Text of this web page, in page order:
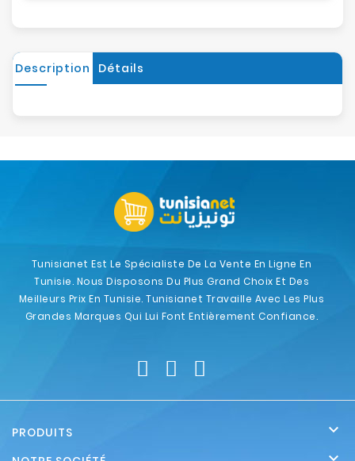
Description Détails
Tunisianet Est Le Spécialiste De La Vente En Ligne En
Tunisie. Nous Disposons Du Plus Grand Choix Et Des
Meilleurs Prix En Tunisie. Tunisianet Travaille Avec Les Plus
Grandes Marques Qui Lui Font Entièrement Confiance.
PRODUITS 